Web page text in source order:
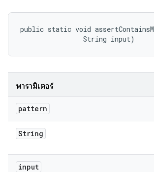
public static void
                String input)
พารามิเตอร์
pattern
String
input